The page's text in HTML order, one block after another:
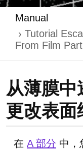
Manual
Tutorial
From Film
从薄膜中
更改表面
在 A 部分 中，